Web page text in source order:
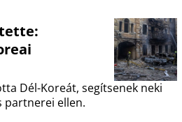
Dél-Koreát, segítsenek neki
partnerei ellen.